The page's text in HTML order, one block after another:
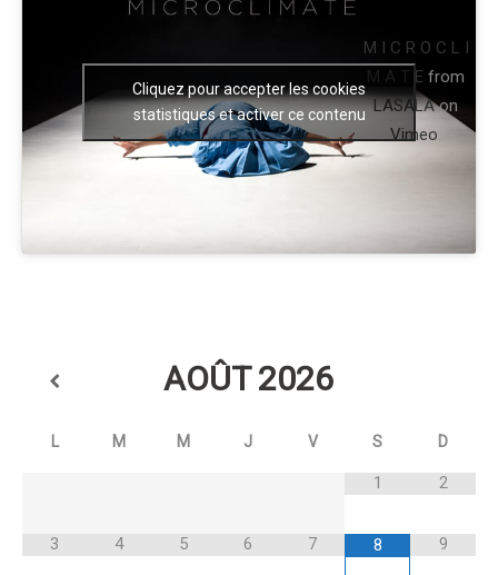
M I C R O C L I
M A T E from
LASALAon
Vimeo.
Cliquez pour accepter les cookies
statistiques et activer ce contenu
AOÛT 2026
L M M J V S D
1 2
3 4 5 6 7 8 9